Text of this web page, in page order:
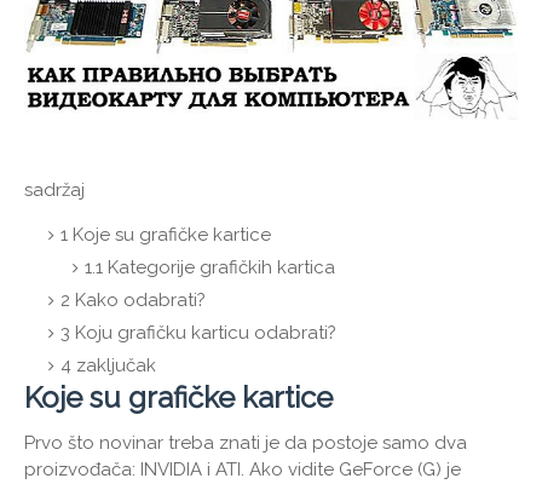
sadržaj
1 Koje su grafičke kartice
1.1 Kategorije grafičkih kartica
2 Kako odabrati?
3 Koju grafičku karticu odabrati?
4 zaključak
Koje su grafičke kartice
Prvo što novinar treba znati je da postoje samo dva
proizvođača: INVIDIA i ATI. Ako vidite GeForce (G) je